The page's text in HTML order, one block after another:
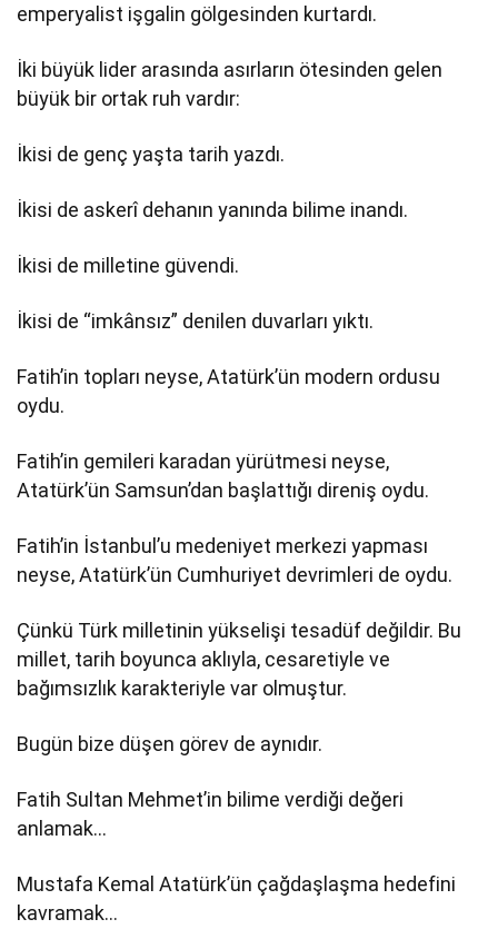
emperyalist işgalin gölgesinden kurtardı.
İki büyük lider arasında asırların ötesinden gelen
büyük bir ortak ruh vardır:
İkisi de genç yaşta tarih yazdı.
İkisi de askerî dehanın yanında bilime inandı.
İkisi de milletine güvendi.
İkisi de “imkânsız” denilen duvarları yıktı.
Fatih’in topları neyse, Atatürk’ün modern ordusu
oydu.
Fatih’in gemileri karadan yürütmesi neyse,
Atatürk’ün Samsun’dan başlattığı direniş oydu.
Fatih’in İstanbul’u medeniyet merkezi yapması
neyse, Atatürk’ün Cumhuriyet devrimleri de oydu.
Çünkü Türk milletinin yükselişi tesadüf değildir. Bu
millet, tarih boyunca aklıyla, cesaretiyle ve
bağımsızlık karakteriyle var olmuştur.
Bugün bize düşen görev de aynıdır.
Fatih Sultan Mehmet’in bilime verdiği değeri
anlamak…
Mustafa Kemal Atatürk’ün çağdaşlaşma hedefini
kavramak…